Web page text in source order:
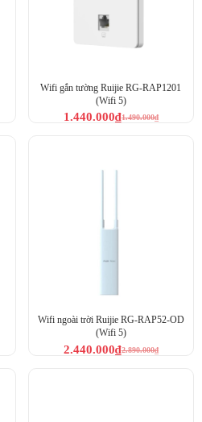
Wifi gắn tường Ruijie RG-RAP1201
(Wifi 5)
1.490.000₫
1.440.000₫
Wifi ngoài trời Ruijie RG-RAP52-OD
(Wifi 5)
2.890.000₫
2.440.000₫